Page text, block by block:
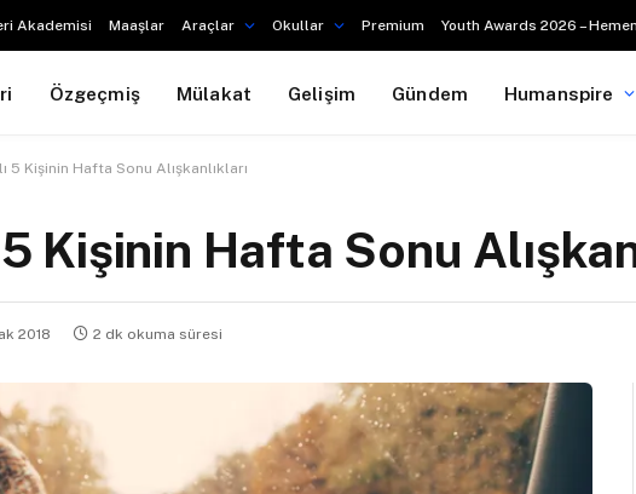
Akademisi Maaşlar Araçlar Okullar Premium Youth Awards 2026 –
Özgeçmiş Mülakat Gelişim Gündem Humanspire
5 Kişinin Hafta Sonu Alışkanlıkları
Kişinin Hafta Sonu
2018 2 dk okuma süresi